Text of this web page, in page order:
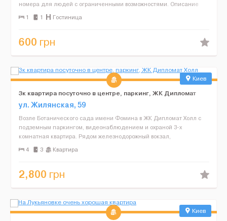
номера для людей с ограниченными возможностями. Описание
номера: 14 квадратных метров телевизор телефон ...
1 1 Гостиница
600 грн
Киев
3к квартира посуточно в центре, паркинг, ЖК Дипломат
Холл
ул. Жилянская, 59
Возле Ботанического сада имени Фомина в ЖК Дипломат Холл с
подземным паркингом, видеонаблюдением и охраной 3-х
комнатная квартира. Рядом железнодорожный вокзал,
Олимпийский стадион, Дворец Спорта, множество уютных кафе и
ресторано...
4 3 Квартира
2,800 грн
Киев